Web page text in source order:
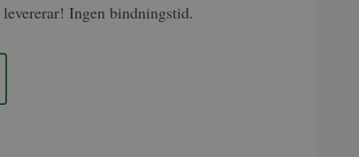
Ingen bindningstid.